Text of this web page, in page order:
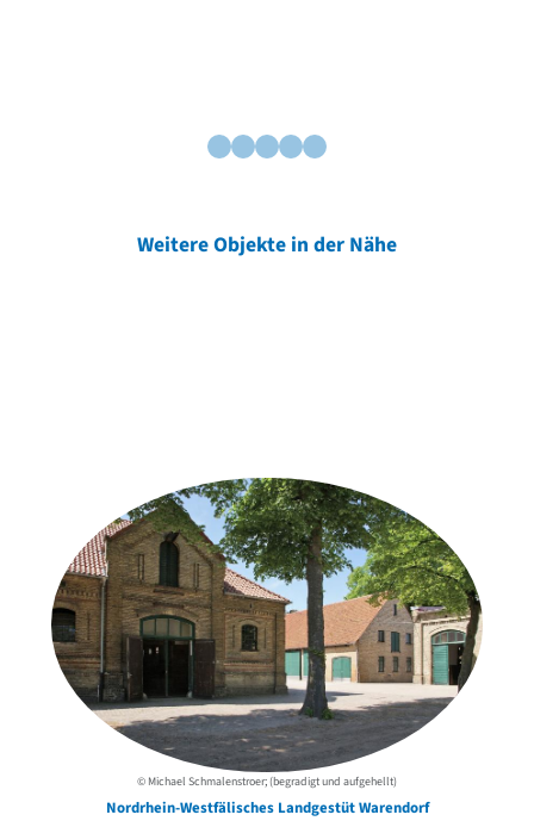
Weitere Objekte in der Nähe
© Michael Schmalenstroer; (begradigt und aufgehellt)
Nordrhein-Westfälisches Landgestüt Warendorf